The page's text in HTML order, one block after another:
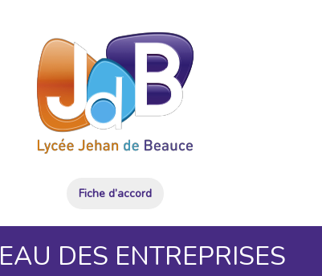
Fiche d’accord
DES ENTREPRISES